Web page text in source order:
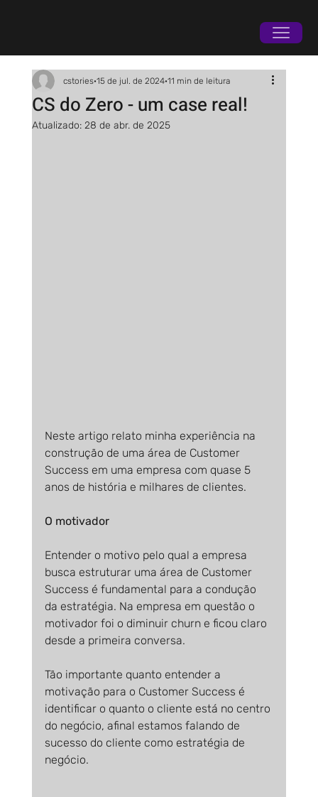
CS do Zero - um case real!
cstories 15 de jul. de 2024 11 min de leitura
Atualizado: 28 de abr. de 2025
Neste artigo relato minha experiência na
construção de uma área de Customer
Success em uma empresa com quase 5
anos de história e milhares de clientes.
O motivador
Entender o motivo pelo qual a empresa
busca estruturar uma área de Customer
Success é fundamental para a condução
da estratégia. Na empresa em questão o
motivador foi o diminuir churn e ficou claro
desde a primeira conversa.
Tão importante quanto entender a
motivação para o Customer Success é
identificar o quanto o cliente está no centro
do negócio, afinal estamos falando de
sucesso do cliente como estratégia de
negócio.